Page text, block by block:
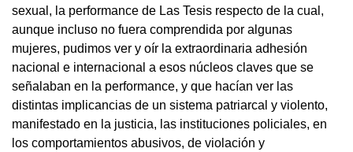
sexual, la performance de Las Tesis respecto de la cual,
aunque incluso no fuera comprendida por algunas
mujeres, pudimos ver y oír la extraordinaria adhesión
nacional e internacional a esos núcleos claves que se
señalaban en la performance, y que hacían ver las
distintas implicancias de un sistema patriarcal y violento,
manifestado en la justicia, las instituciones policiales, en
los comportamientos abusivos, de violación y